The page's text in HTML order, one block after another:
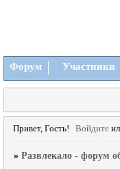
Форум Участники
Привет, Гость! Войдите
» Развлекало - форум